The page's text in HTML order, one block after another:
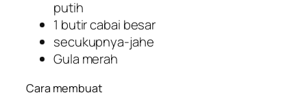
putih
1 butir cabai besar
secukupnya-jahe
Gula merah
Cara membuat